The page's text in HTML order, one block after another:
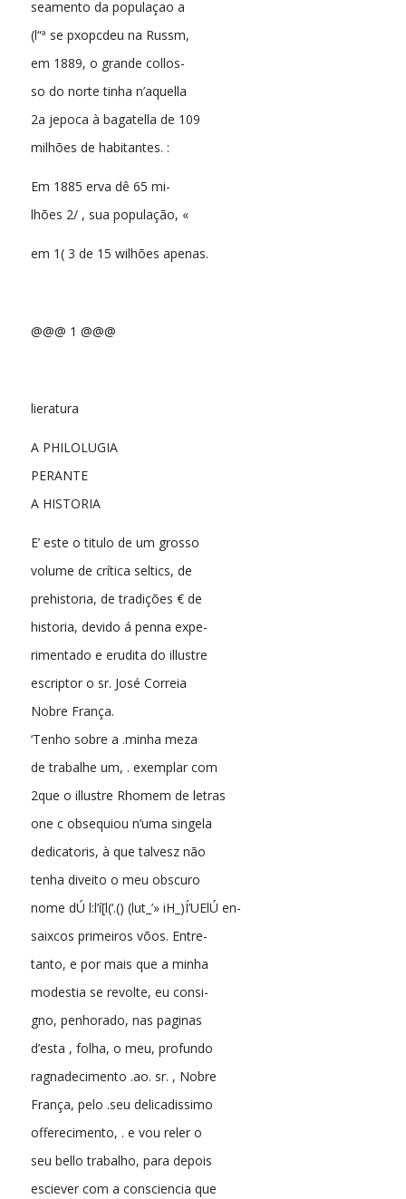
seamento da populaçao a
(l“ª se pxopcdeu na Russm,
em 1889, o grande collos-
so do norte tinha n’aquella
2a jepoca à bagatella de 109
milhões de habitantes. :
Em 1885 erva dê 65 mi-
lhões 2/ , sua população, «
em 1( 3 de 15 wilhões apenas.
@@@ 1 @@@
lieratura
A PHILOLUGIA
PERANTE
A HISTORIA
E’ este o titulo de um grosso
volume de crítica seltics, de
prehistoria, de tradições € de
historia, devido á penna expe-
rimentado e erudita do illustre
escriptor o sr. José Correia
Nobre França.
‘Tenho sobre a .minha meza
de trabalhe um, . exemplar com
2que o illustre Rhomem de letras
one c obsequiou n’uma singela
dedicatoris, à que talvesz não
tenha diveito o meu obscuro
nome dÚ l:l’í[l(‘.() (lut_’» iH_)Í’UElÚ en-
saixcos primeiros võos. Entre-
tanto, e por mais que a minha
modestia se revolte, eu consi-
gno, penhorado, nas paginas
d’esta , folha, o meu, profundo
ragnadecimento .ao. sr. , Nobre
França, pelo .seu delicadissimo
offerecimento, . e vou reler o
seu bello trabalho, para depois
esciever com a consciencia que